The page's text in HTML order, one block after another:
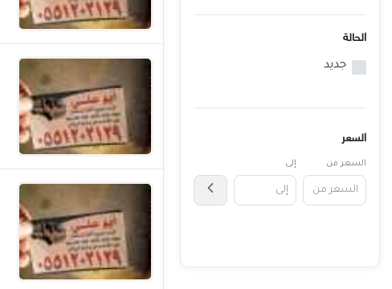
المدونة
إتصل بنا
التسجيل في الموقع
الحالة
جديد
السعر
السعر من إلى